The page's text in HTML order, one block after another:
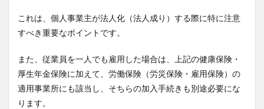
これは、個人事業主が法人化（法人成り）する際に特に注意
すべき重要なポイントです。
また、従業員を一人でも雇用した場合は、上記の健康保険・
厚生年金保険に加えて、労働保険（労災保険・雇用保険）の
適用事業所にも該当し、そちらの加入手続きも別途必要にな
ります。